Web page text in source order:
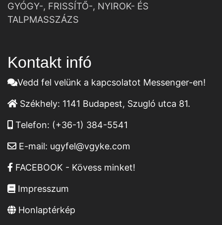
GYÓGY-, FRISSÍTŐ-, NYIROK- ÉS
TALPMASSZÁZS
Kontakt infó
Vedd fel velünk a kapcsolatot Messenger-en!
Székhely: 1141 Budapest, Szugló utca 81.
Telefon: (+36-1) 384-5541
E-mail: ugyfel@vgyke.com
FACEBOOK - Kövess minket!
Impresszum
Honlaptérkép